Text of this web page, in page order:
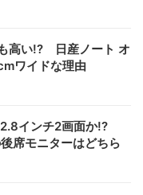
高い!? 日産ノート オ
ワイドな理由
インチ2画面か!?
席モニターはどちら